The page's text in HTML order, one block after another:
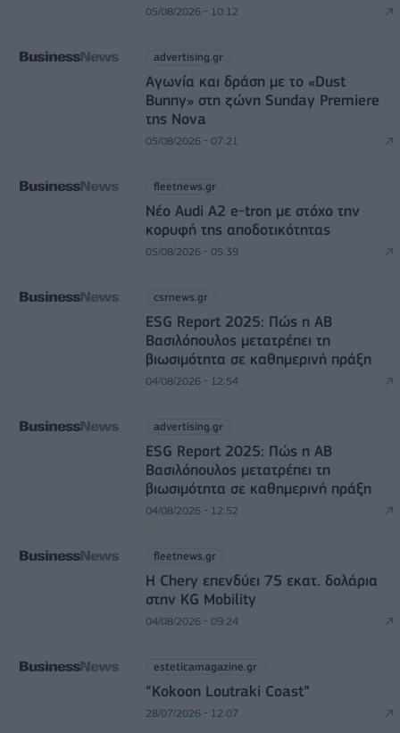
05/08/2026 - 10:12
advertising.gr
Αγωνία και δράση με το «Dust
Bunny» στη ζώνη Sunday Premiere
της Nova
05/08/2026 - 07:21
fleetnews.gr
Νέο Audi A2 e-tron με στόχο την
κορυφή της αποδοτικότητας
05/08/2026 - 05:39
csrnews.gr
ESG Report 2025: Πώς η ΑΒ
Βασιλόπουλος μετατρέπει τη
βιωσιμότητα σε καθημερινή πράξη
04/08/2026 - 12:54
advertising.gr
ESG Report 2025: Πώς η ΑΒ
Βασιλόπουλος μετατρέπει τη
βιωσιμότητα σε καθημερινή πράξη
04/08/2026 - 12:52
fleetnews.gr
Η Chery επενδύει 75 εκατ. δολάρια
στην KG Mobility
04/08/2026 - 09:24
esteticamagazine.gr
“Kokoon Loutraki Coast”
28/07/2026 - 12:07